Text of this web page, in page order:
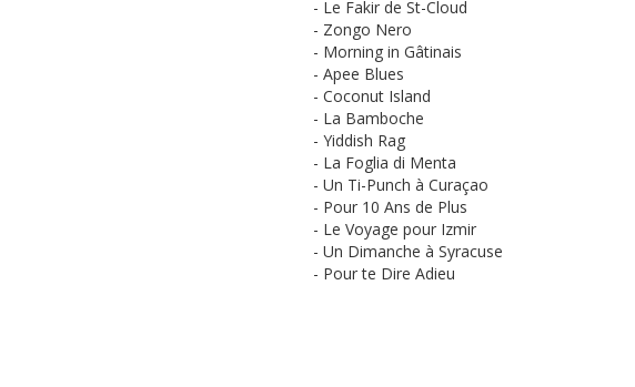
- Le Fakir de St-Cloud
- Zongo Nero
- Morning in Gâtinais
- Apee Blues
- Coconut Island
- La Bamboche
- Yiddish Rag
- La Foglia di Menta
- Un Ti-Punch à Curaçao
- Pour 10 Ans de Plus
- Le Voyage pour Izmir
- Un Dimanche à Syracuse
- Pour te Dire Adieu